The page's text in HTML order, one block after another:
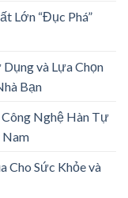
Lớn “Đục Phá”
và Lựa Chọn
Bạn
Nghệ Hàn Tự
Nam
Cho Sức Khỏe và